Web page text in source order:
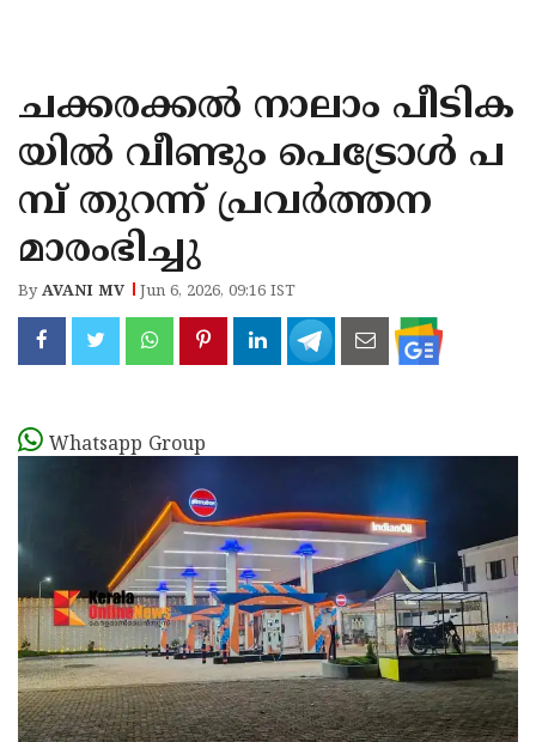
KANNUR
KASARAGOD
ചക്കരക്കൽ നാലാം പീടിക
യിൽ വീണ്ടും പെട്രോൾ പ
മ്പ് തുറന്ന് പ്രവർത്തന
മാരംഭിച്ചു
ByAVANI MV Jun 6, 2026, 09:16 IST
Whatsapp Group